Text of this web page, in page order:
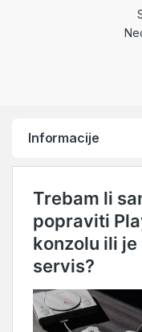
Informacije